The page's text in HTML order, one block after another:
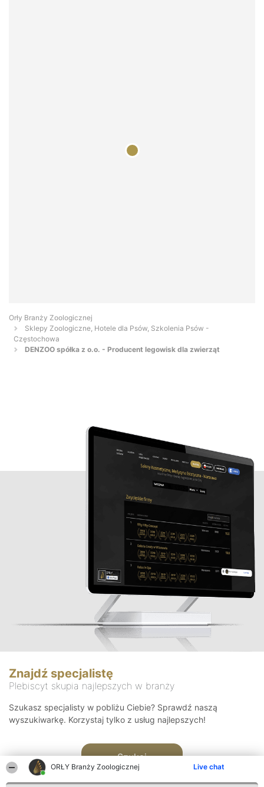
ORŁY Branży Zoologicznej Live chat
Orły Branży Zoologicznej
Sklepy Zoologiczne, Hotele dla Psów, Szkolenia Psów -
Częstochowa
DENZOO spółka z o.o. - Producent legowisk dla zwierząt
Znajdź specjalistę
Plebiscyt skupia najlepszych w branży
Szukasz specjalisty w pobliżu Ciebie? Sprawdź naszą
wyszukiwarkę. Korzystaj tylko z usług najlepszych!
Szukaj